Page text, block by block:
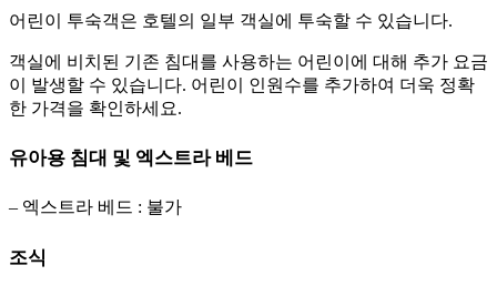
어린이 투숙객은 호텔의 일부 객실에 투숙할 수 있습니다.
객실에 비치된 기존 침대를 사용하는 어린이에 대해 추가 요금
이 발생할 수 있습니다. 어린이 인원수를 추가하여 더욱 정확
한 가격을 확인하세요.
유아용 침대 및 엑스트라 베드
– 엑스트라 베드 : 불가
조식